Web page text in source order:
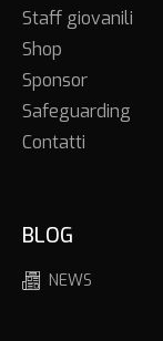
Staff giovanili
Shop
Sponsor
Safeguarding
Contatti
BLOG
NEWS